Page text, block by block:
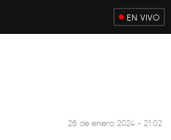
EN VIVO
26 de enero 2024 - 21:02